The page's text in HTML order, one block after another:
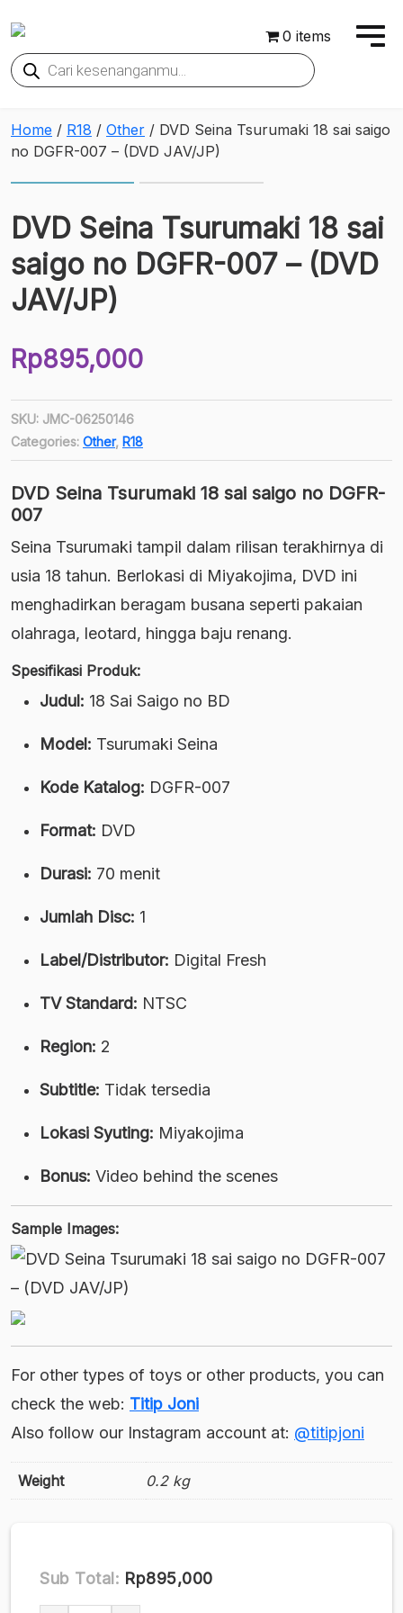
0 items
Products
search
Home / R18 / Other / DVD Seina Tsurumaki 18 sai saigo
no DGFR-007 – (DVD JAV/JP)
DVD Seina Tsurumaki 18 sai
saigo no DGFR-007 – (DVD
JAV/JP)
Rp895,000
SKU: JMC-06250146
Categories: Other, R18
DVD Seina Tsurumaki 18 sai saigo no DGFR-
007
Seina Tsurumaki tampil dalam rilisan terakhirnya di
usia 18 tahun. Berlokasi di Miyakojima, DVD ini
menghadirkan beragam busana seperti pakaian
olahraga, leotard, hingga baju renang.
Spesifikasi Produk:
Judul: 18 Sai Saigo no BD
Model: Tsurumaki Seina
Kode Katalog: DGFR-007
Format: DVD
Durasi: 70 menit
Jumlah Disc: 1
Label/Distributor: Digital Fresh
TV Standard: NTSC
Region: 2
Subtitle: Tidak tersedia
Lokasi Syuting: Miyakojima
Bonus: Video behind the scenes
Sample Images:
For other types of toys or other products, you can
check the web: Titip Joni
Also follow our Instagram account at: @titipjoni
Weight 0.2 kg
Sub Total: Rp895,000